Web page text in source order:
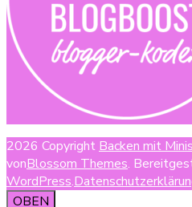
2026 Copyright Backen mit Minis
vonBlossom Themes.
WordPress.
OBEN